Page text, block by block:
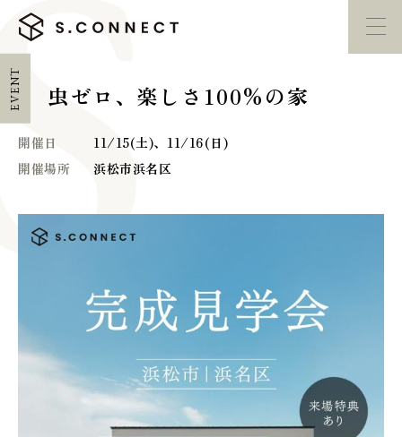
HOME
CONCEPT
家づくり勉強会
EVENT 虫ゼロ、楽しさ100%の家
開催日
11/15(土)、11/16(日)
開催場所
浜松市浜名区